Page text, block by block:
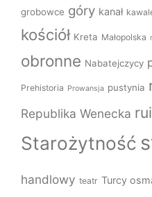
grobowce góry kanał
kościół Kreta Małopolska
obronne Nabatejczycy
Prehistoria Prowansja pustynia
Republika Wenecka
Starożytność
handlowy teatr Turcy